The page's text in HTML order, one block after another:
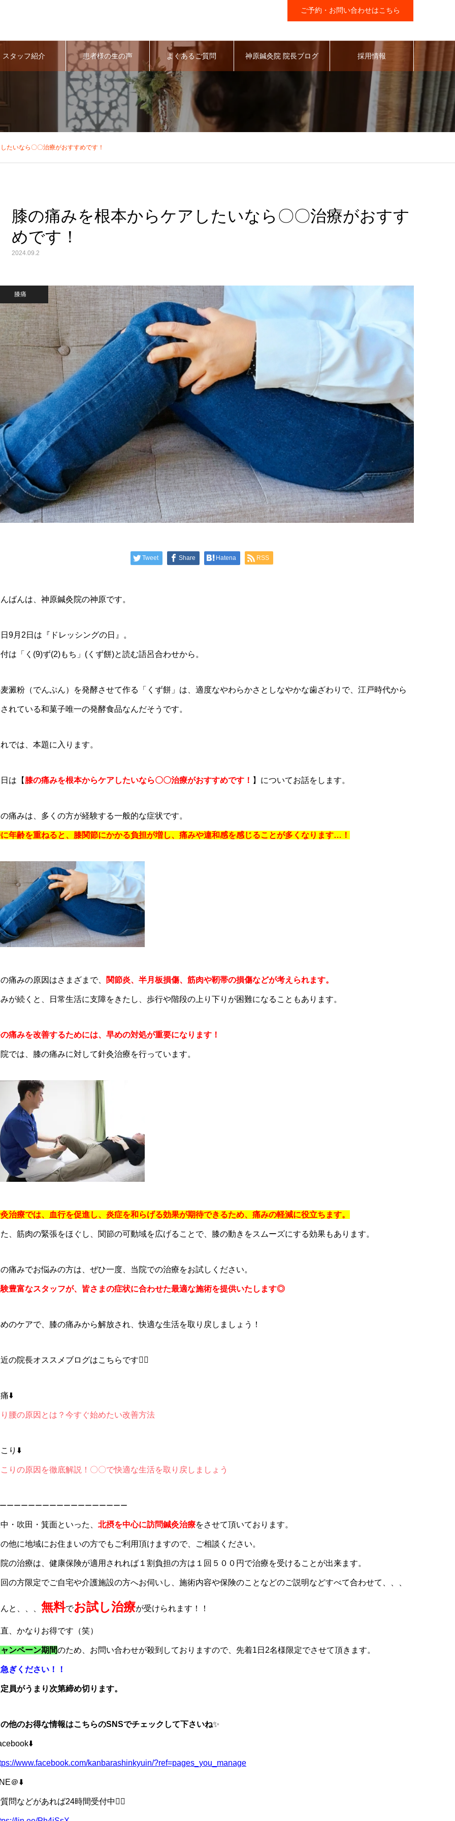
ご予約・お問い合わせはこちら
スタッフ紹介 患者様の生の声 よくあるご質問 神原鍼灸院 院長ブログ 採用情報
たいなら〇〇治療がおすすめです！
膝の痛みを根本からケアしたいなら〇〇治療がおすす
めです！
2024.09.2
膝痛
Tweet Share Hatena RSS
ばんは、神原鍼灸院の神原です。
9月2日は『ドレッシングの日』。
は「く(9)ず(2)もち」(くず餅)と読む語呂合わせから。
澱粉（でんぷん）を発酵させて作る「くず餅」は、適度なやわらかさとしなやかな歯ざわりで、江戸時代から
れている和菓子唯一の発酵食品なんだそうです。
では、本題に入ります。
は【 膝の痛みを根本からケアしたいなら〇〇治療がおすすめです！ 】についてお話をします。
痛みは、多くの方が経験する一般的な症状です。
年齢を重ねると、膝関節にかかる負担が増し、痛みや違和感を感じることが多くなります…！
痛みの原因はさまざまで、 関節炎、半月板損傷、筋肉や靭帯の損傷などが考えられます。
が続くと、日常生活に支障をきたし、歩行や階段の上り下りが困難になることもあります。
痛みを改善するためには、早めの対処が重要になります！
では、膝の痛みに対して針灸治療を行っています。
治療では、血行を促進し、炎症を和らげる効果が期待できるため、痛みの軽減に役立ちます。
、筋肉の緊張をほぐし、関節の可動域を広げることで、膝の動きをスムーズにする効果もあります。
痛みでお悩みの方は、ぜひ一度、当院での治療をお試しください。
豊富なスタッフが、皆さまの症状に合わせた最適な施術を提供いたします◎
のケアで、膝の痛みから解放され、快適な生活を取り戻しましょう！
の院長オススメブログはこちらです💁‍♀️
⬇️
腰の原因とは？今すぐ始めたい改善方法
り⬇️
りの原因を徹底解説！〇〇で快適な生活を取り戻しましょう
ーーーーーーーーーーーーーーーーー
・吹田・箕面といった、 北摂を中心に訪問鍼灸治療をさせて頂いております。
他に地域にお住まいの方でもご利用頂けますので、ご相談ください。
の治療は、健康保険が適用されれば１割負担の方は１回５００円で治療を受けることが出来ます。
の方限定でご自宅や介護施設の方へお伺いし、施術内容や保険のことなどのご説明などすべて合わせて、、、
と、、、 無料でお試し治療が受けられます！！
、かなりお得です（笑）
ンペーン期間のため、お問い合わせが殺到しておりますので、先着1 日 2名様限定でさせて頂きます。
ぎください！！
員がうまり次第締め切ります。
他のお得な情報はこちらのSNSでチェックして下さいね✨
www.facebook.com/kanbarashinkyuin/?ref=pages_you_manage
＠⬇️
問などがあれば24時間受付中💁‍♀️